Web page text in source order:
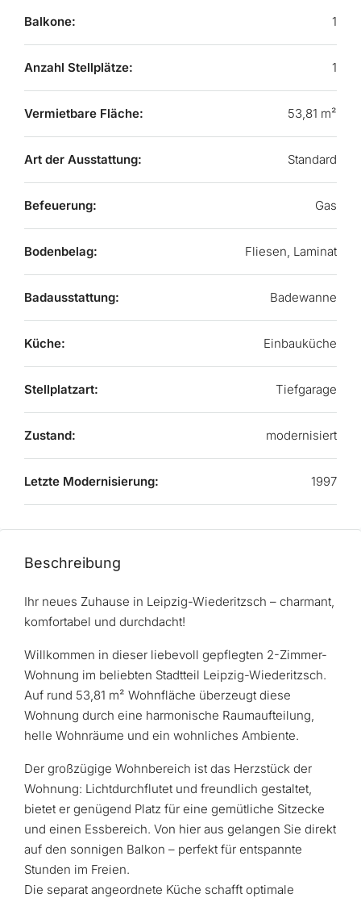
Balkone: 1
Anzahl Stellplätze: 1
Vermietbare Fläche: 53,81 m²
Art der Ausstattung: Standard
Befeuerung: Gas
Bodenbelag: Fliesen, Laminat
Badausstattung: Badewanne
Küche: Einbauküche
Stellplatzart: Tiefgarage
Zustand: modernisiert
Letzte Modernisierung: 1997
Beschreibung
Ihr neues Zuhause in Leipzig-Wiederitzsch – charmant,
komfortabel und durchdacht!
Willkommen in dieser liebevoll gepflegten 2-Zimmer-
Wohnung im beliebten Stadtteil Leipzig-Wiederitzsch.
Auf rund 53,81 m² Wohnfläche überzeugt diese
Wohnung durch eine harmonische Raumaufteilung,
helle Wohnräume und ein wohnliches Ambiente.
Der großzügige Wohnbereich ist das Herzstück der
Wohnung: Lichtdurchflutet und freundlich gestaltet,
bietet er genügend Platz für eine gemütliche Sitzecke
und einen Essbereich. Von hier aus gelangen Sie direkt
auf den sonnigen Balkon – perfekt für entspannte
Stunden im Freien.
Die separat angeordnete Küche schafft optimale